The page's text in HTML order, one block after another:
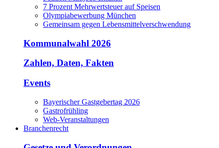
7 Prozent Mehrwertsteuer auf Speisen
Olympiabewerbung München
Gemeinsam gegen Lebensmittelverschwendung
Kommunalwahl 2026
Zahlen, Daten, Fakten
Events
Bayerischer Gastgebertag 2026
Gastrofrühling
Web-Veranstaltungen
Branchenrecht